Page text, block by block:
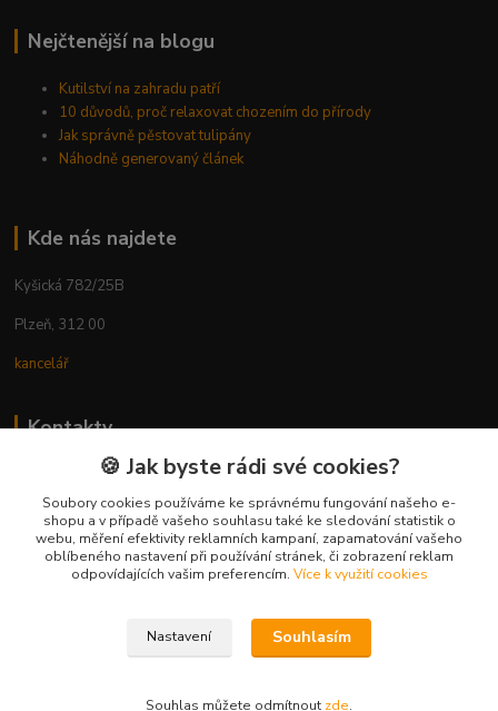
Nejčtenější na blogu
Kutilství na zahradu patří
10 důvodů, proč relaxovat chozením do přírody
Jak správně pěstovat tulipány
Náhodně generovaný článek
Kde nás najdete
Kyšická 782/25B
Plzeň, 312 00
kancelář
Kontakty
Ing. Michal Vaněk
+420 603 332 100
(Po-Pá, 10-17 hod.)
info@vyhodnynakup.eu
🍪 Jak byste rádi své cookies?
Soubory cookies používáme ke správnému fungování našeho e-
shopu a v případě vašeho souhlasu také ke sledování statistik o
webu, měření efektivity reklamních kampaní, zapamatování vašeho
oblíbeného nastavení při používání stránek, či zobrazení reklam
odpovídajících vašim preferencím. Více k využití cookies
Nastavení Souhlasím
Souhlas můžete odmítnout zde.